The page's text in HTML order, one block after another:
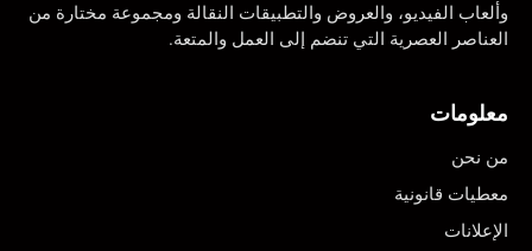
وألعاب الفيديو، والعروض والتطبيقات النقالة ومجموعة مختارة من
العناصر العصرية التي تنضم إلى العمل والمتعة.
معلومات
من نحن
معطيات قانونية
الإعلانات